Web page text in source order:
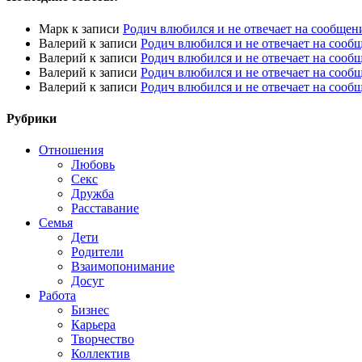
Марк к записи Родич влюбился и не отвечает на
Валерий к записи Родич влюбился и не отвечает на
Валерий к записи Родич влюбился и не отвечает на
Валерий к записи Родич влюбился и не отвечает на
Валерий к записи Родич влюбился и не отвечает на
Рубрики
Отношения
Любовь
Секс
Дружба
Расставание
Семья
Дети
Родители
Взаимопонимание
Досуг
Работа
Бизнес
Карьера
Творчество
Коллектив